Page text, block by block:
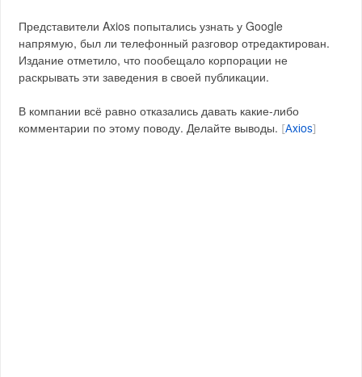
Представители Axios попытались узнать у Google
напрямую, был ли телефонный разговор отредактирован.
Издание отметило, что пообещало корпорации не
раскрывать эти заведения в своей публикации.
В компании всё равно отказались давать какие-либо
комментарии по этому поводу. Делайте выводы.
[Axios